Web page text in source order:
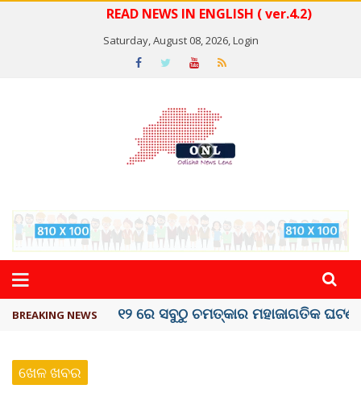
READ NEWS IN ENGLISH ( ver.4.2)
Saturday, August 08, 2026,Login
BREAKING NEWS କେରଳରେ ‘ରାଟ୍ ଫିଭର୍’ ଆତଙ୍କ, ୫୮ ମୃତ
ଖେଳ ଖବର